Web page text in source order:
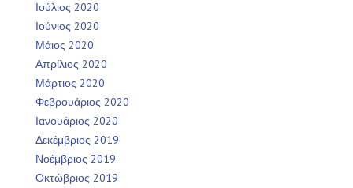
Ιούλιος 2020
Ιούνιος 2020
Μάιος 2020
Απρίλιος 2020
Μάρτιος 2020
Φεβρουάριος 2020
Ιανουάριος 2020
Δεκέμβριος 2019
Νοέμβριος 2019
Οκτώβριος 2019